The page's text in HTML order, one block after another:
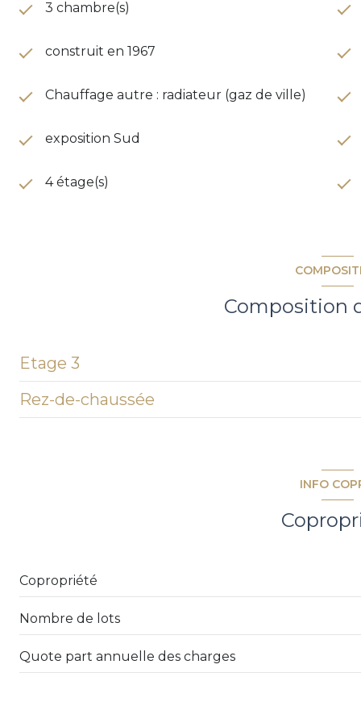
3 chambre(s)
construit en 1967
Chauffage autre : radiateur (gaz de ville)
exposition Sud
4 étage(s)
Composition
Etage 3
entrée
chambre
salon/sejour
cuisine
Rez-de-chaussée
INFO
Copropriété
Nombre de lots
Quote part annuelle des charges